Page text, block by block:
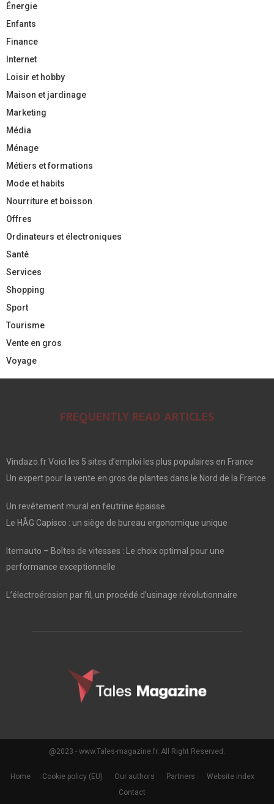
Énergie
Enfants
Finance
Internet
Loisir et hobby
Maison et jardinage
Marketing
Média
Ménage
Métiers et formations
Mode et habits
Nourriture et boisson
Offres
Ordinateurs et électroniques
Santé
Services
Shopping
Sport
Tourisme
Vente en gros
Voyage
FREQUENTLY READ ARTICLES
Vindazo.fr Voici les 5 sites d’emploi les plus populaires en France
Un expert pour la vente en gros de plantes dans le Nord de la France
Un revêtement mural en feutrine épaisse
Le HÅG Capisco : un siège de bureau ergonomique unique
Itemauto – Boîtes de vitesses : Le choix optimal pour une
performance exceptionnelle
L’électroérosion par fil, un procédé d’usinage révolutionnaire
@2023 - www.Tales-magazine.fr. All Right Reserved.
Home Cookie policy (EU) Our authors Partners
Website index
Contact